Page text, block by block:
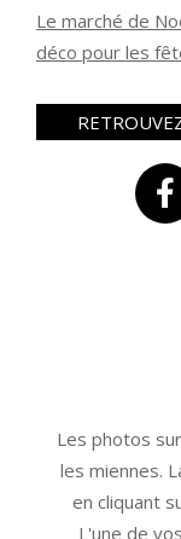
Le marché de
déco pour les
Les photos
les miennes.
en cliquant
L'une de